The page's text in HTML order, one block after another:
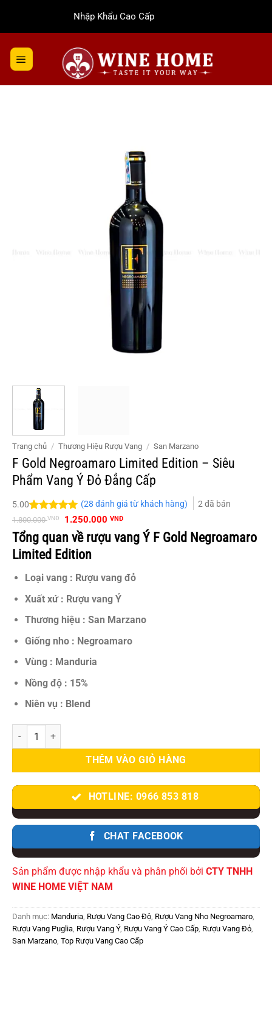
dung
Vang Nhập Khẩu Cao Cấp
Trang chủ / Thương Hiệu Rượu Vang / San Marzano
F Gold Negroamaro Limited Edition – Siêu
Phẩm Vang Ý Đỏ Đẳng Cấp
5.00
5.00trên 5
28
(28 đánh giá từ khách hàng) 2 đã bán
1.800.000VNĐ
Giá
gốc
là:
1.800.000 VNĐ.
1.250.000 VNĐGiá
tại
Tổng quan về rượu vang Ý F Gold Negroamaro
Limited Edition
Loại vang : Rượu vang đỏ
Xuất xứ : Rượu vang Ý
Thương hiệu : San Marzano
Giống nho : Negroamaro
Vùng : Manduria
Nồng độ : 15%
Niên vụ : Blend
F Gold Negroamaro Limited Edition – Siêu Phẩm Vang Ý Đỏ Đẳng
THÊM VÀO GIỎ HÀNG
HOTLINE: 0966 853 818
CHAT FACEBOOK
Sản phẩm được nhập khẩu và phân phối bởi CTY TNHH
WINE HOME VIỆT NAM
Danh mục: Manduria, Rượu Vang Cao Độ, Rượu Vang Nho Negroamaro,
Rượu Vang Puglia, Rượu Vang Ý, Rượu Vang Ý Cao Cấp, Rượu Vang Đỏ,
San Marzano, Top Rượu Vang Cao Cấp